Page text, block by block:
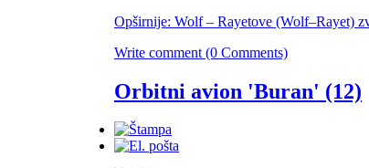
Opširnije: Wolf – Rayetove (Wolf–Rayet)
Write comment (0 Comments)
Orbitni avion 'Buran' (12)